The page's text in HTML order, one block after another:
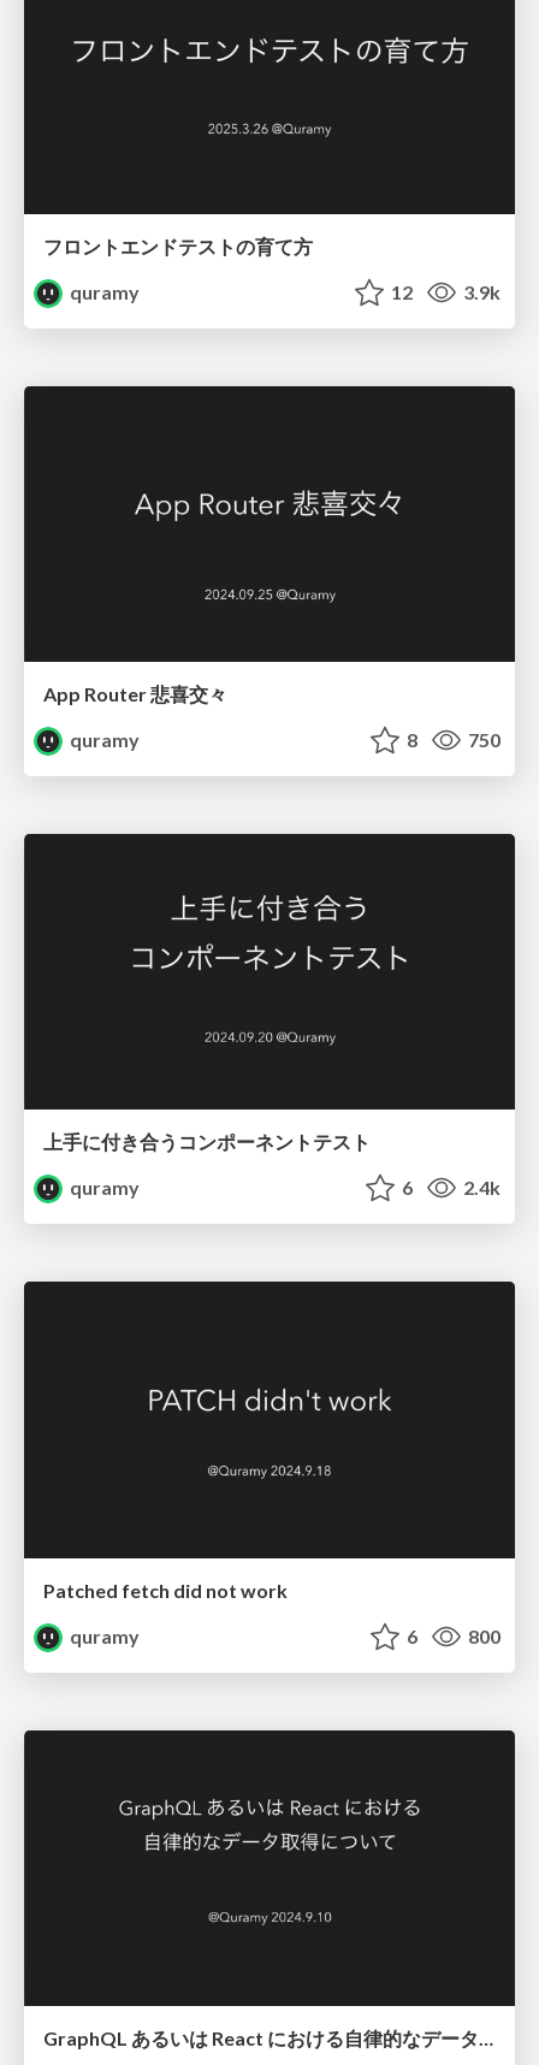
フロントエンドテストの育て方
quramy
12 3.9k
App Router 悲喜交々
quramy
8 750
上手に付き合うコンポーネントテスト
quramy
6 2.4k
Patched fetch did not work
quramy
6 800
GraphQL あるいは React における自律的なデータ取得について